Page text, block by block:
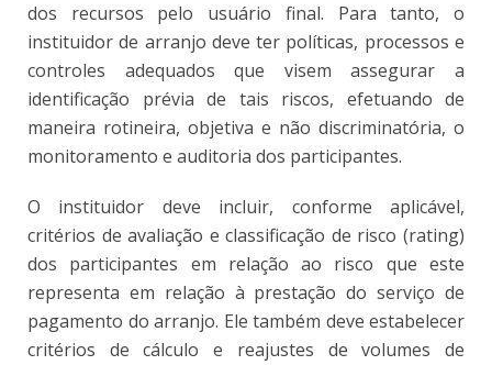
dos recursos pelo usuário final. Para tanto, o
instituidor de arranjo deve ter políticas, processos e
controles adequados que visem assegurar a
identificação prévia de tais riscos, efetuando de
maneira rotineira, objetiva e não discriminatória, o
monitoramento e auditoria dos participantes.
O instituidor deve incluir, conforme aplicável,
critérios de avaliação e classificação de risco (rating)
dos participantes em relação ao risco que este
representa em relação à prestação do serviço de
pagamento do arranjo. Ele também deve estabelecer
critérios de cálculo e reajustes de volumes de